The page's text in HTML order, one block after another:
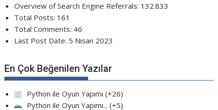
Overview of Search Engine Referrals: 132.833
Total Posts: 161
Total Comments: 46
Last Post Date: 5 Nisan 2023
En Çok Beğenilen Yazılar
Python ile Oyun Yapımı +26
Python ile Oyun Yapımı... +5